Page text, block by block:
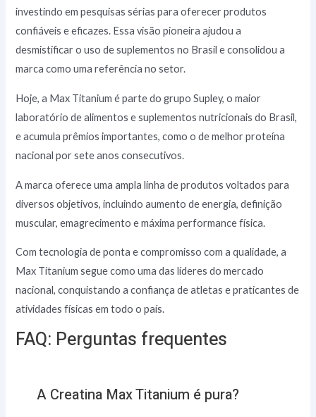
investindo em pesquisas sérias para oferecer produtos
confiáveis e eficazes. Essa visão pioneira ajudou a
desmistificar o uso de suplementos no Brasil e consolidou a
marca como uma referência no setor.
Hoje, a Max Titanium é parte do grupo Supley, o maior
laboratório de alimentos e suplementos nutricionais do Brasil,
e acumula prêmios importantes, como o de melhor proteína
nacional por sete anos consecutivos.
A marca oferece uma ampla linha de produtos voltados para
diversos objetivos, incluindo aumento de energia, definição
muscular, emagrecimento e máxima performance física.
Com tecnologia de ponta e compromisso com a qualidade, a
Max Titanium segue como uma das líderes do mercado
nacional, conquistando a confiança de atletas e praticantes de
atividades físicas em todo o país.
FAQ: Perguntas frequentes
A Creatina Max Titanium é pura?